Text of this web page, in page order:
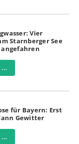
Vier
Starnberger See
...
für Bayern: Erst
Gewitter
...